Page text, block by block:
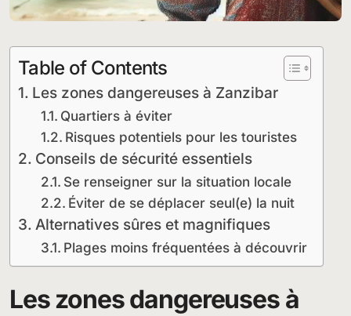
Table of Contents
Les zones dangereuses à Zanzibar
Quartiers à éviter
Risques potentiels pour les touristes
Conseils de sécurité essentiels
Se renseigner sur la situation locale
Éviter de se déplacer seul(e) la nuit
Alternatives sûres et magnifiques
Plages moins fréquentées à découvrir
Les zones dangereuses à